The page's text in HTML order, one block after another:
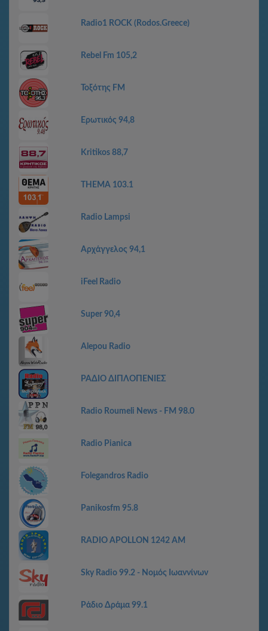
Radio1 ROCK (Rodos.Greece)
Rebel Fm 105,2
Τοξότης FM
Ερωτικός 94,8
Kritikos 88,7
THEMA 103.1
Radio Lampsi
Αρχάγγελος 94,1
iFeel Radio
Super 90,4
Alepou Radio
ΡΑΔΙΟ ΔΙΠΛΟΠΕΝΙΕΣ
Radio Roumeli News - FM 98.0
Radio Pianica
Folegandros Radio
Panikosfm 95.8
RADIO APOLLON 1242 AM
Sky Radio 99.2 - Νομός Ιωαννίνων
Ράδιο Δράμα 99.1